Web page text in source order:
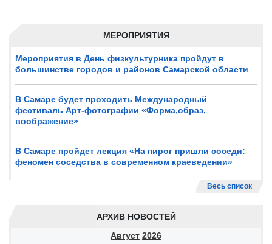
МЕРОПРИЯТИЯ
Мероприятия в День физкультурника пройдут в
большинстве городов и районов Самарской области
В Самаре будет проходить Международный
фестиваль Арт-фотографии «Форма,образ,
воображение»
В Самаре пройдет лекция «На пирог пришли соседи:
феномен соседства в современном краеведении»
Весь список
АРХИВ НОВОСТЕЙ
Август 2026